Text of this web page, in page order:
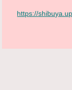
https://